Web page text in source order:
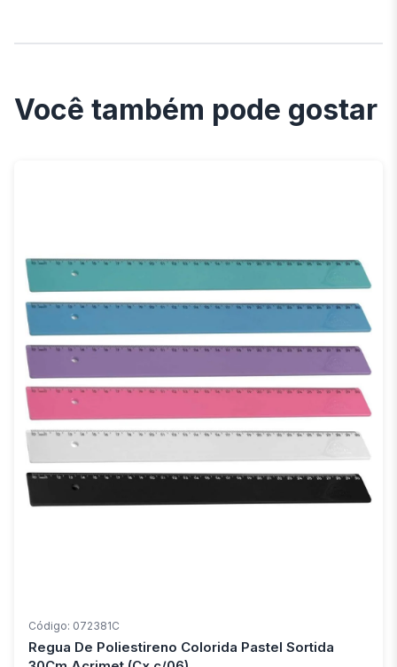
Você também pode gostar
Código: 072381C
Regua De Poliestireno Colorida Pastel Sortida